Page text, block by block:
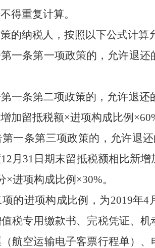
得重复计算。
纳税人，按照以下公式计算
条第一项政策的，允许退还
条第二项政策的，允许退还
加留抵税额×进项构成比例
条第三项政策的，允许退还
12月 31 日期末留抵税额相比新
×进项构成比例 ×30%。
的进项构成比例，为2019年4
税专用缴款书、完税凭证、
航空运输电子客票行程单）